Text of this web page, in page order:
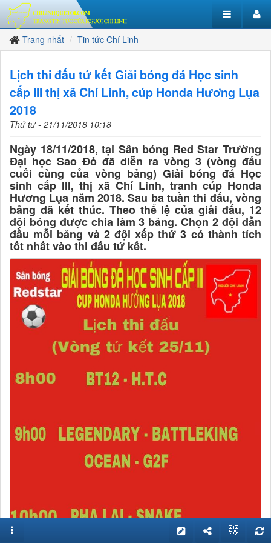
Trang nhất Tin tức Chí Linh
Lịch thi đấu tứ kết Giải bóng đá Học sinh
cấp III thị xã Chí Linh, cúp Honda Hương Lụa
2018
Thứ tư - 21/11/2018 10:18
Ngày 18/11/2018, tại Sân bóng Red Star Trường
Đại học Sao Đỏ đã diễn ra vòng 3 (vòng đấu
cuối cùng của vòng bảng) Giải bóng đá Học
sinh cấp III, thị xã Chí Linh, tranh cúp Honda
Hương Lụa năm 2018. Sau ba tuần thi đấu, vòng
bảng đã kết thúc. Theo thể lệ của giải đấu, 12
đội bóng được chia làm 3 bảng. Chọn 2 đội dẫn
đầu mỗi bảng và 2 đội xếp thứ 3 có thành tích
tốt nhất vào thi đấu tứ kết.